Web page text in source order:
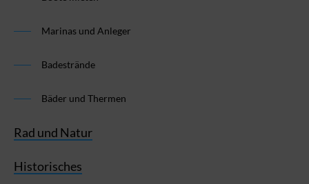
Marinas und Anleger
Badestrände
Bäder und Thermen
Rad und Natur
Historisches